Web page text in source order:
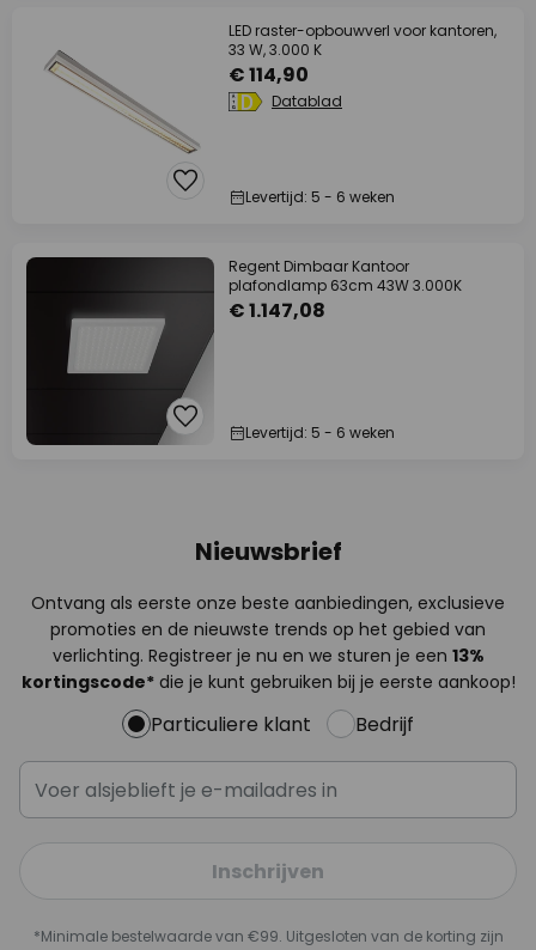
LED raster-opbouwverl voor kantoren,
33 W, 3.000 K
€ 114,90
Datablad
Levertijd: 5 - 6 weken
Regent Dimbaar Kantoor
plafondlamp 63cm 43W 3.000K
€ 1.147,08
Levertijd: 5 - 6 weken
Nieuwsbrief
Ontvang als eerste onze beste aanbiedingen, exclusieve
promoties en de nieuwste trends op het gebied van
verlichting. Registreer je nu en we sturen je een 13%
kortingscode*die je kunt gebruiken bij je eerste aankoop!
Particuliere klant Bedrijf
Inschrijven
*Minimale bestelwaarde van €99. Uitgesloten van de korting zijn